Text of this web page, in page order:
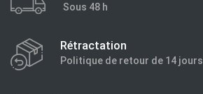
Sous 48 h
Rétractation
Politique de retour de 14 jours